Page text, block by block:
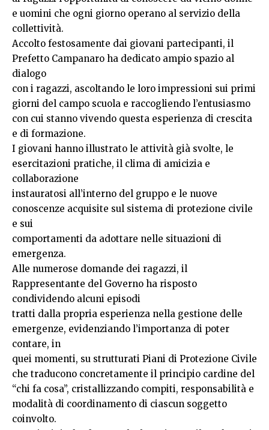
e uomini che ogni giorno operano al servizio della
collettività.
Accolto festosamente dai giovani partecipanti, il
Prefetto Campanaro ha dedicato ampio spazio al
dialogo
con i ragazzi, ascoltando le loro impressioni sui primi
giorni del campo scuola e raccogliendo l’entusiasmo
con cui stanno vivendo questa esperienza di crescita
e di formazione.
I giovani hanno illustrato le attività già svolte, le
esercitazioni pratiche, il clima di amicizia e
collaborazione
instauratosi all’interno del gruppo e le nuove
conoscenze acquisite sul sistema di protezione civile
e sui
comportamenti da adottare nelle situazioni di
emergenza.
Alle numerose domande dei ragazzi, il
Rappresentante del Governo ha risposto
condividendo alcuni episodi
tratti dalla propria esperienza nella gestione delle
emergenze, evidenziando l’importanza di poter
contare, in
quei momenti, su strutturati Piani di Protezione Civile
che traducono concretamente il principio cardine del
“chi fa cosa”, cristallizzando compiti, responsabilità e
modalità di coordinamento di ciascun soggetto
coinvolto.